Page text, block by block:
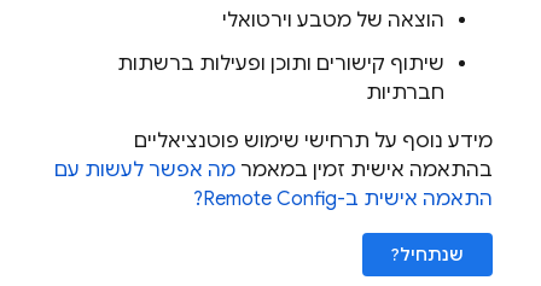
הוצאה של מטבע וירטואלי
שיתוף קישורים ותוכן ופעילות ברשתות
חברתיות
מידע נוסף על תרחישי שימוש פוטנציאליים
בהתאמה אישית זמין במאמר מה אפשר לעשות עם
התאמה אישית ב-Remote Config
?
שנתחיל?